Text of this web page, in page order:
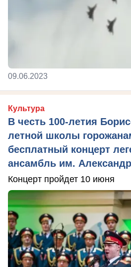
09.06.2023
Культура
В честь 100-летия
летной школы
бесплатный концерт
ансамбль им.
Концерт пройдет 10 июня